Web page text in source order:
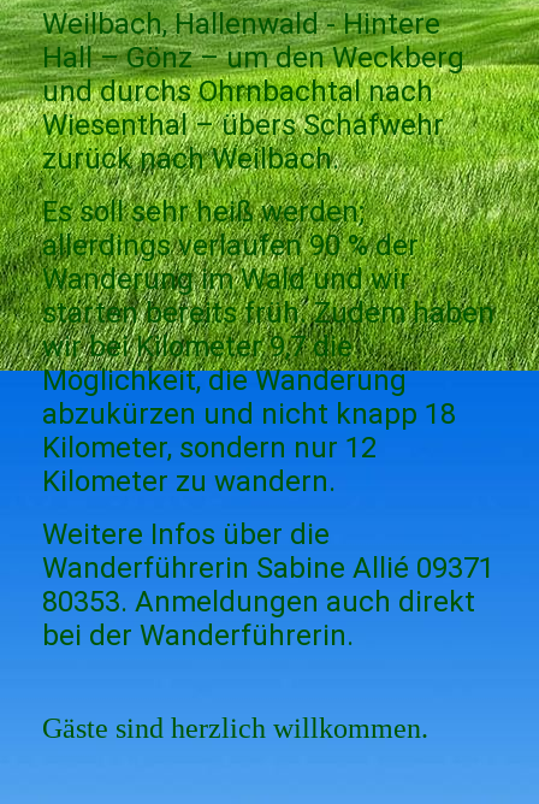
Weilbach, Hallenwald - Hintere
Hall – Gönz – um den Weckberg
und durchs Ohrnbachtal nach
Wiesenthal – übers Schafwehr
zurück nach Weilbach.
Es soll sehr heiß werden;
allerdings verlaufen 90 % der
Wanderung im Wald und wir
starten bereits früh. Zudem haben
wir bei Kilometer 9,7 die
Möglichkeit, die Wanderung
abzukürzen und nicht knapp 18
Kilometer, sondern nur 12
Kilometer zu wandern.
Weitere Infos über die
Wanderführerin Sabine Allié 09371
80353. Anmeldungen auch direkt
bei der Wanderführerin.
Gäste sind herzlich willkommen.